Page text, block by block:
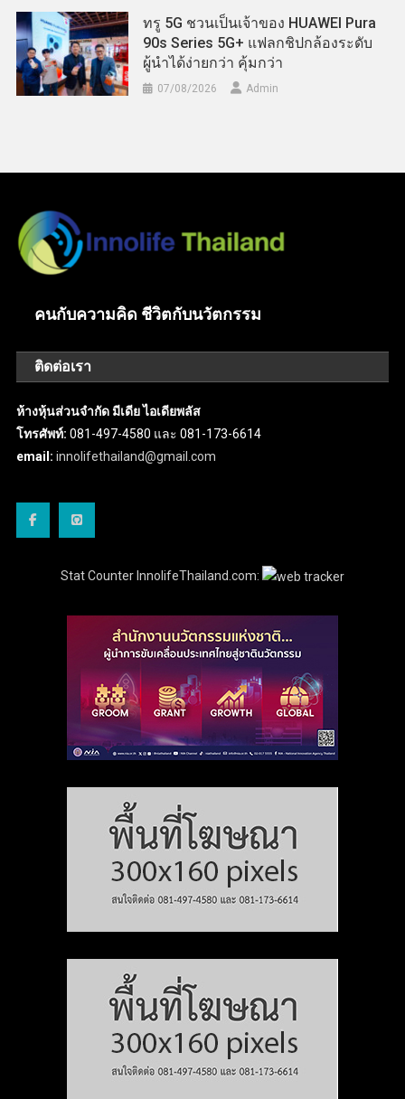
ทรู 5G ชวนเป็นเจ้าของ HUAWEI Pura
90s Series 5G+ แฟลกชิปกล้องระดับ
ผู้นำได้ง่ายกว่า คุ้มกว่า
07/08/2026 Admin
คนกับความคิด ชีวิตกับนวัตกรรม
ติดต่อเรา
ห้างหุ้นส่วนจำกัด มีเดีย ไอเดียพลัส
โทรศัพท์: 081-497-4580 และ 081-173-6614
email: innolifethailand@gmail.com
Stat Counter InnolifeThailand.com: